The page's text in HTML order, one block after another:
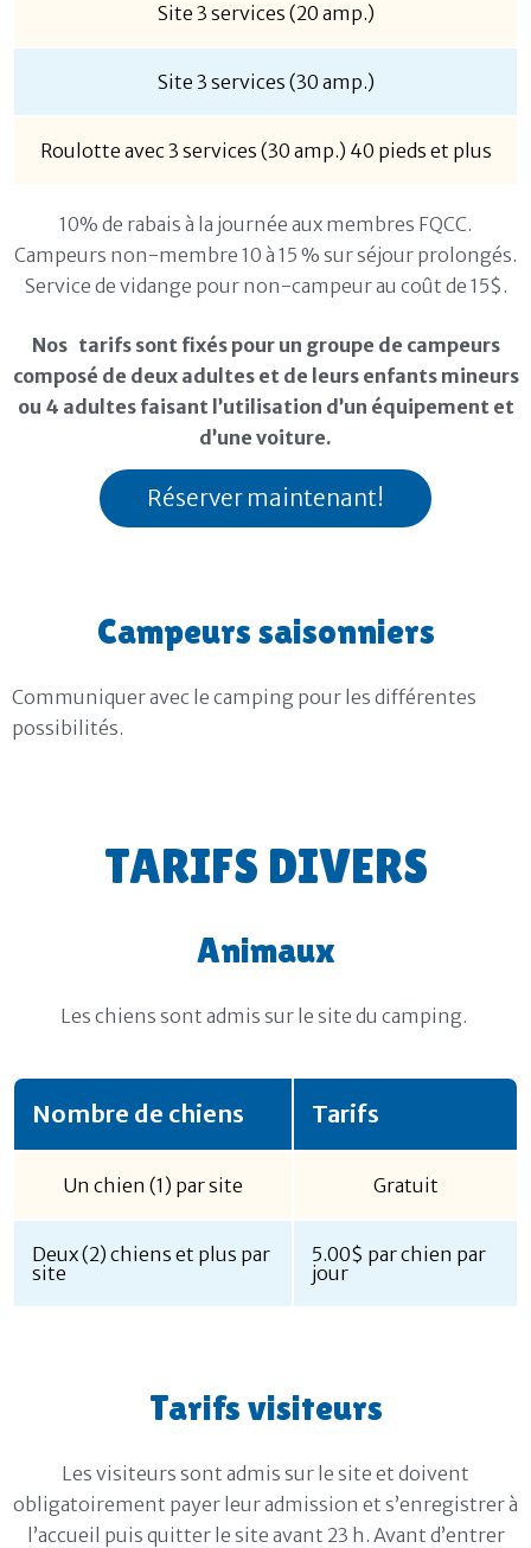
Site 3 services (20 amp.)
Site 3 services (30 amp.)
Roulotte avec 3 services (30 amp.) 40 pieds et plus
10% de rabais à la journée aux membres FQCC.
Campeurs non-membre 10 à 15 % sur séjour prolongés.
Service de vidange pour non-campeur au coût de 15$.
Nos tarifs sont fixés pour un groupe de campeurs
composé de deux adultes et de leurs enfants mineurs
ou 4 adultes faisant l’utilisation d’un équipement et
d’une voiture.
Réserver maintenant!
Campeurs saisonniers
Communiquer avec le camping pour les différentes
possibilités.
TARIFS DIVERS
Animaux
Les chiens sont admis sur le site du camping.
Nombre de chiens Tarifs
Un chien (1) par site Gratuit
Deux (2) chiens et plus par
site
5.00$ par chien par
jour
Tarifs visiteurs
Les visiteurs sont admis sur le site et doivent
obligatoirement payer leur admission et s’enregistrer à
l’accueil puis quitter le site avant 23 h. Avant d’entrer